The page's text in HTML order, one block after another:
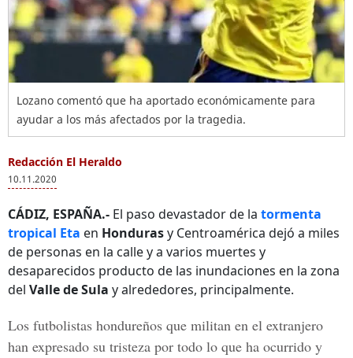
Lozano comentó que ha aportado económicamente para
ayudar a los más afectados por la tragedia.
Redacción El Heraldo
10.11.2020
CÁDIZ, ESPAÑA.- El paso devastador de la tormenta
tropical Eta en Hondurasy Centroamérica dejó a miles
de personas en la calle y a varios muertes y
desaparecidos producto de las inundaciones en la zona
del Valle de Sula y alrededores, principalmente.
Los futbolistas hondureños que militan en el extranjero
han expresado su tristeza por todo lo que ha ocurrido y